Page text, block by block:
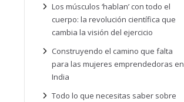
Los músculos ‘hablan’ con todo el
cuerpo: la revolución científica que
cambia la visión del ejercicio
Construyendo el camino que falta
para las mujeres emprendedoras en
India
Todo lo que necesitas saber sobre